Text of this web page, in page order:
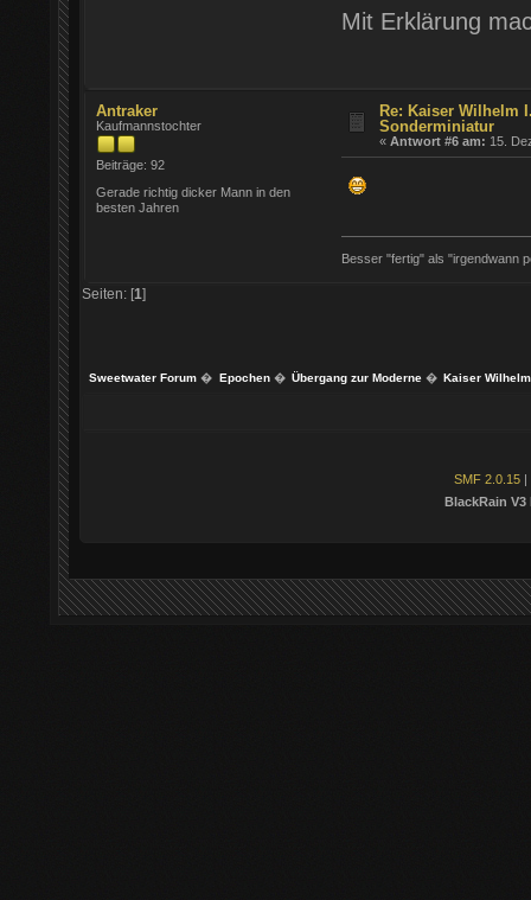
Mit Erklärung
Antraker
Kaufmannstochter
Beiträge: 92
Gerade richtig dicker Mann in den
besten Jahren
Re: Kaiser Wilhelm
Sonderminiatur
«Antwort #6 am: 15.
Besser "fertig" als "irgendwann
Seiten: [1]
Sweetwater Forum � Epochen� Übergang zur Moderne� Kaiser
SMF 2.0.15 |
BlackRain V3